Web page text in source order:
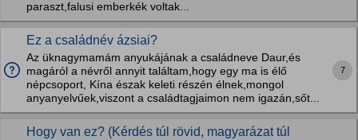
paraszt,falusi emberkék voltak...
Ez a családnév ázsiai?
Az üknagymamám anyukájának a családneve Daur,és
magáról a névről annyit találtam,hogy egy ma is élő
népcsoport, Kína észak keleti részén élnek,mongol
anyanyelvűek,viszont a családtagjaimon nem igazán,sőt...
7
Hogy van ez? (Kérdés túl rövid, magyarázat túl